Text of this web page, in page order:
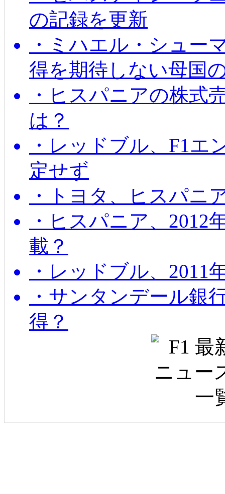
の記録を更新
・ミハエル・シュー
得を期待しない母国
・ヒスパニアの株式
は？
・レッドブル、F1エ
定せず
・トヨタ、ヒスパニ
・ヒスパニア、2012
載？
・レッドブル、2011
・サンタンデール銀
得？